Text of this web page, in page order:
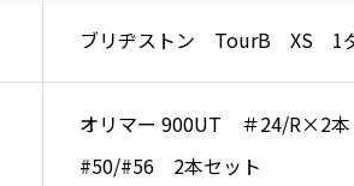
ブリヂストン TourB XS 1
オリマー 900UT ＃24/R×2
#50/#56 2本セット